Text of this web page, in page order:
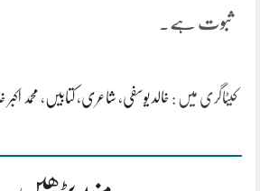
ثبوت ہے.
کیٹاگری میں : خالد یوسفی، شاعری،کتابیں ، محمد اکبر